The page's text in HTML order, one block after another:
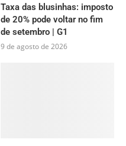
Taxa das blusinhas: imposto
de 20% pode voltar no fim
de setembro | G1
9 de agosto de 2026